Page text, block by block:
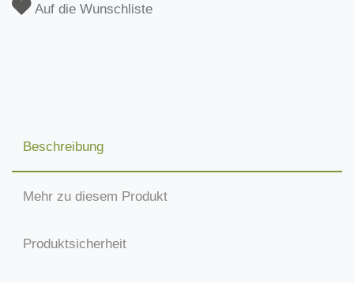
Auf die Wunschliste
Beschreibung
Mehr zu diesem Produkt
Produktsicherheit